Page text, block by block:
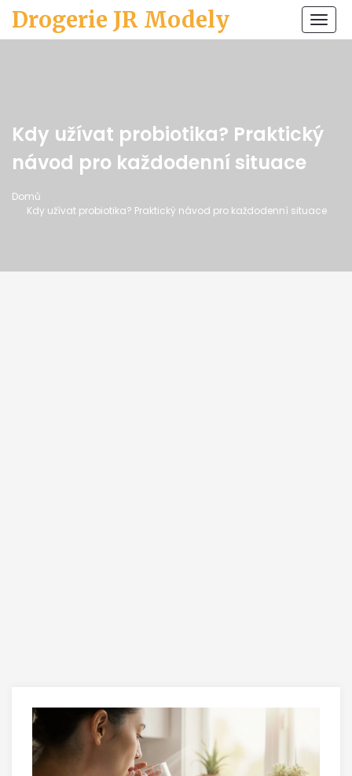
Drogerie JR Modely
Kdy užívat probiotika? Praktický
návod pro každodenní situace
Domů
Kdy užívat probiotika? Praktický návod pro každodenní situace